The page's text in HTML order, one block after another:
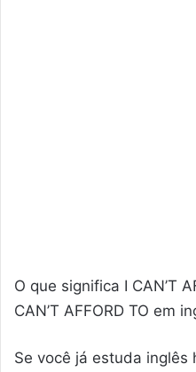
O que significa I CAN’T
CAN’T AFFORD TO em
Se você já estuda inglês